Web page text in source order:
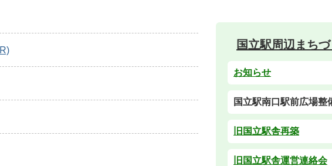
国立駅周辺まちづ
お知らせ
国立駅南口駅前広場整
旧国立駅舎再築
旧国立駅舎運営連絡会